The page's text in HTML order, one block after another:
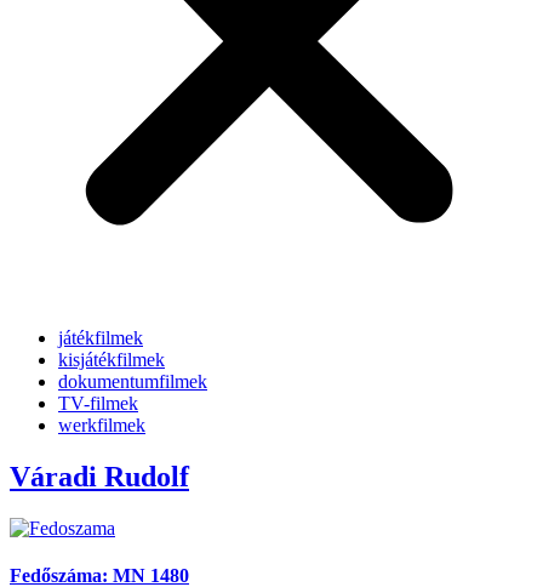
játékfilmek
kisjátékfilmek
dokumentumfilmek
TV-filmek
werkfilmek
Váradi Rudolf
Fedőszáma: MN 1480